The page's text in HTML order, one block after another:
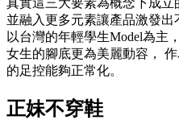
並融入更多元素讓產品激發
以台灣的年輕學生Model為主
女生的腳底更為美麗動容，
的足控能夠正常化。
正妹不穿鞋